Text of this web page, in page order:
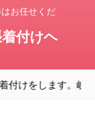
お任せくだ
付けヘ
けをします。岐阜